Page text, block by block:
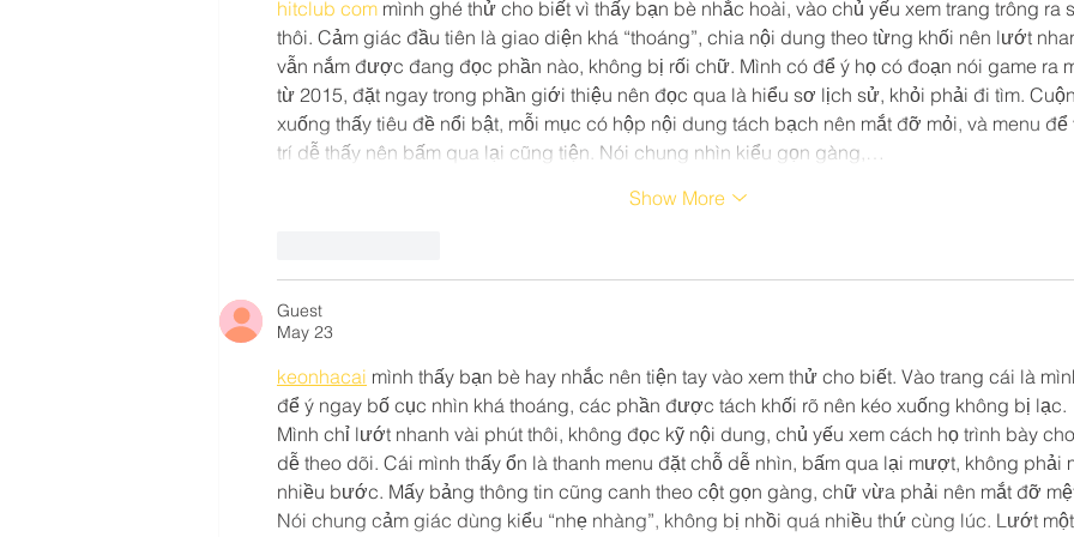
hitclub com mình ghé thử cho biết vì thấy bạn bè nhắc hoài, vào chủ yếu xem trang trông ra
thôi. Cảm giác đầu tiên là giao diện khá “thoáng”, chia nội dung theo từng khối nên lướt
vẫn nắm được đang đọc phần nào, không bị rối chữ. Mình có để ý họ có đoạn nói game ra
từ 2015, đặt ngay trong phần giới thiệu nên đọc qua là hiểu sơ lịch sử, khỏi phải đi tìm.
xuống thấy tiêu đề nổi bật, mỗi mục có hộp nội dung tách bạch nên mắt đỡ mỏi, và menu
trí dễ thấy nên bấm qua lại cũng tiện. Nói chung nhìn kiểu gọn gàng,…
Show More
Guest
May 23
keonhacai mình thấy bạn bè hay nhắc nên tiện tay vào xem thử cho biết. Vào trang cái là
để ý ngay bố cục nhìn khá thoáng, các phần được tách khối rõ nên kéo xuống không bị lạc.
Mình chỉ lướt nhanh vài phút thôi, không đọc kỹ nội dung, chủ yếu xem cách họ trình bày
dễ theo dõi. Cái mình thấy ổn là thanh menu đặt chỗ dễ nhìn, bấm qua lại mượt, không phải
nhiều bước. Mấy bảng thông tin cũng canh theo cột gọn gàng, chữ vừa phải nên mắt đỡ
Nói chung cảm giác dùng kiểu “nhẹ nhàng”, không bị nhồi quá nhiều thứ cùng lúc. Lướt